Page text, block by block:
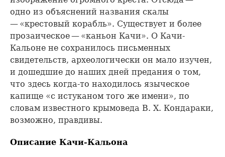
одно из объяснений названия скалы
— «крестовый корабль». Существует и более
прозаическое — «каньон Качи». О Качи-
Кальоне не сохранилось письменных
свидетельств, археологически он мало изучен,
и дошедшие до наших дней предания о том,
что здесь когда-то находилось языческое
капище «с истуканом того же имени», по
словам известного крымоведа В. X. Кондараки,
возможно, правдивы.
Описание Качи-Кальона